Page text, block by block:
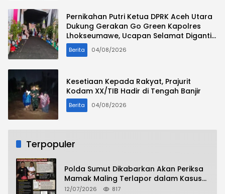
Pernikahan Putri Ketua DPRK Aceh Utara
Dukung Gerakan Go Green Kapolres
Lhokseumawe, Ucapan Selamat Diganti
Bibit Pohon
Berita 04/08/2026
Kesetiaan Kepada Rakyat, Prajurit
Kodam XX/TIB Hadir di Tengah Banjir
Berita 04/08/2026
Terpopuler
Polda Sumut Dikabarkan Akan Periksa
Mamak Maling Terlapor dalam Kasus
Dugaan Penipuan Bermodus Surat
12/07/2026 817